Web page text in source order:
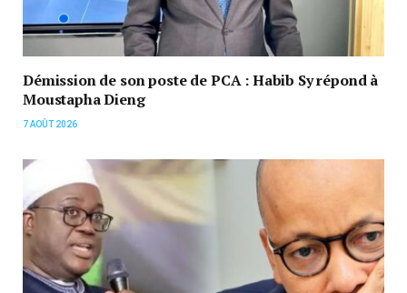
Démission de son poste de PCA : Habib Sy répond à
Moustapha Dieng
7 AOÛT 2026